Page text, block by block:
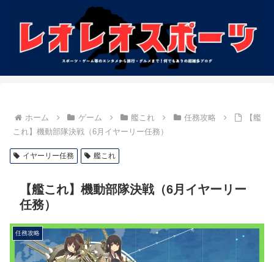
ホーム ゲーム 艦これ 任務攻略
【艦
これ】機動部隊決戦（6月イヤーリー任務）
イヤーリー任務 艦これ
【艦これ】機動部隊決戦（6月イヤーリー
任務）
任務攻略